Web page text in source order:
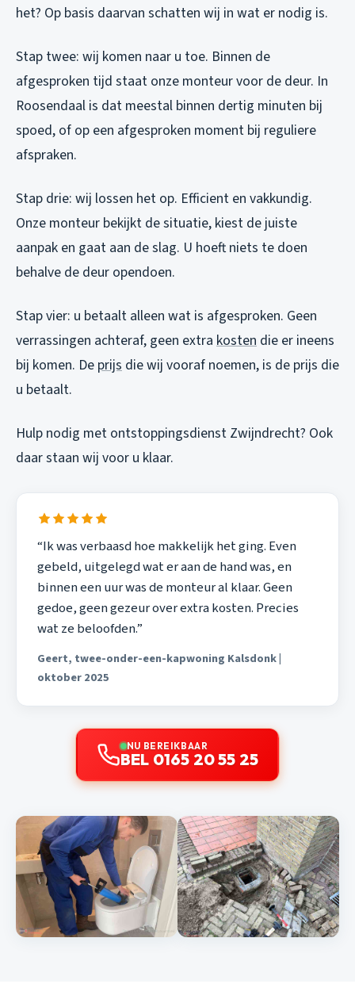
het? Op basis daarvan schatten wij in wat er nodig is.
Stap twee: wij komen naar u toe. Binnen de
afgesproken tijd staat onze monteur voor de deur. In
Roosendaal is dat meestal binnen dertig minuten bij
spoed, of op een afgesproken moment bij reguliere
afspraken.
Stap drie: wij lossen het op. Efficient en vakkundig.
Onze monteur bekijkt de situatie, kiest de juiste
aanpak en gaat aan de slag. U hoeft niets te doen
behalve de deur opendoen.
Stap vier: u betaalt alleen wat is afgesproken. Geen
verrassingen achteraf, geen extra kosten die er ineens
bij komen. De prijs die wij vooraf noemen, is de prijs die
u betaalt.
Hulp nodig met ontstoppingsdienst Zwijndrecht? Ook
daar staan wij voor u klaar.
“Ik was verbaasd hoe makkelijk het ging. Even
gebeld, uitgelegd wat er aan de hand was, en
binnen een uur was de monteur al klaar. Geen
gedoe, geen gezeur over extra kosten. Precies
wat ze beloofden.”
Geert, twee-onder-een-kapwoning Kalsdonk |
oktober 2025
NU BEREIKBAAR
BEL 0165 20 55 25